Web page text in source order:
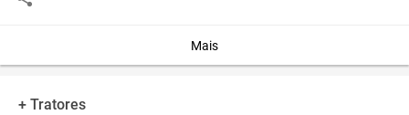
Mais
+ Tratores